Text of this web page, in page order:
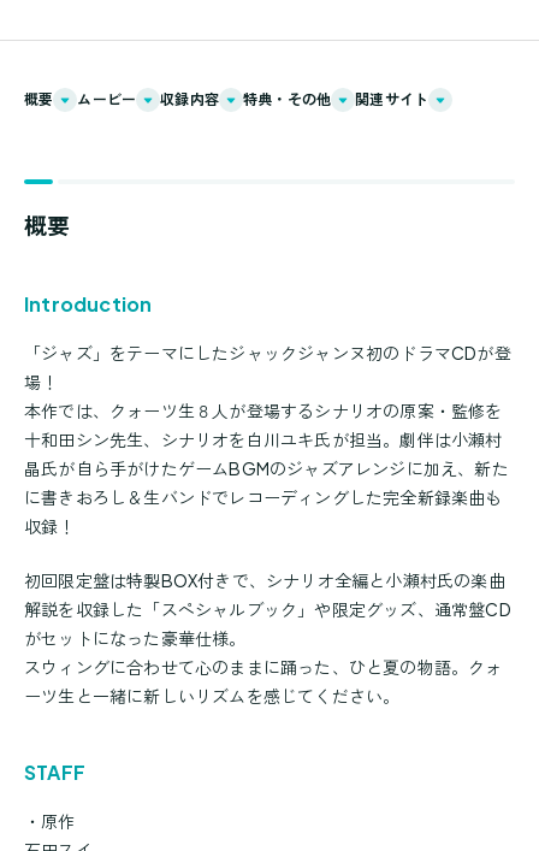
概要 ムービー 収録内容 特典・その他 関連サイト
概要
Introduction
「ジャズ」をテーマにしたジャックジャンヌ初のドラマCDが登
場！
本作では、クォーツ生８人が登場するシナリオの原案・監修を
十和田シン先生、シナリオを白川ユキ氏が担当。劇伴は小瀬村
晶氏が自ら手がけたゲームBGMのジャズアレンジに加え、新た
に書きおろし＆生バンドでレコーディングした完全新録楽曲も
収録！
初回限定盤は特製BOX付きで、シナリオ全編と小瀬村氏の楽曲
解説を収録した「スペシャルブック」や限定グッズ、通常盤CD
がセットになった豪華仕様。
スウィングに合わせて心のままに踊った、ひと夏の物語。クォ
ーツ生と一緒に新しいリズムを感じてください。
STAFF
・原作